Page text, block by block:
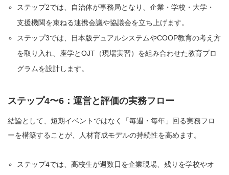
ステップ2では、自治体が事務局となり、企業・学校・大学・
支援機関を束ねる連携会議や協議会を立ち上げます。
ステップ3では、日本版デュアルシステムやCOOP教育の考え方
を取り入れ、座学とOJT（現場実習）を組み合わせた教育プロ
グラムを設計します。
ステップ4〜6：運営と評価の実務フロー
結論として、短期イベントではなく「毎週・毎年」回る実務フロ
ーを構築することが、人材育成モデルの持続性を高めます。
ステップ4では、高校生が週数日を企業現場、残りを学校やオ